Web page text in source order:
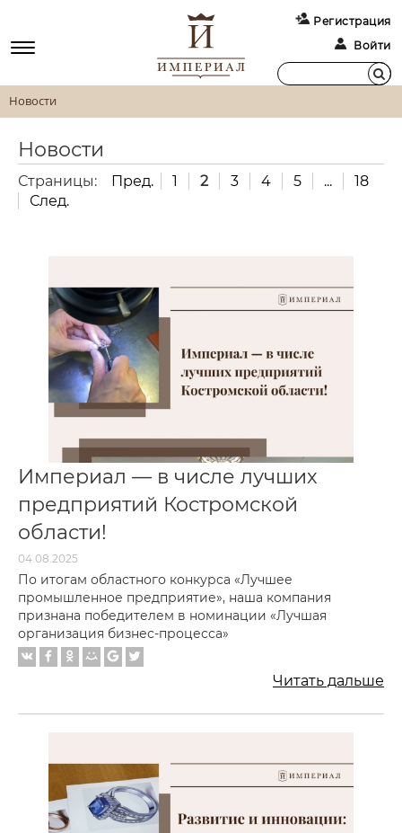
Регистрация
Войти
Новости
Новости
Страницы: Пред. 1 2 3 4 5 ...
18
След.
Империал — в числе лучших
предприятий Костромской
области!
04.08.2025
По итогам областного конкурса «Лучшее
промышленное предприятие», наша компания
признана победителем в номинации «Лучшая
организация бизнес-процесса»
Читать дальше